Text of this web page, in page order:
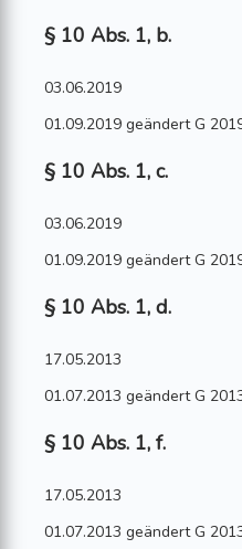
§ 10 Abs. 1, b.
03.06.2019
01.09.2019 geändert G
§ 10 Abs. 1, c.
03.06.2019
01.09.2019 geändert G
§ 10 Abs. 1, d.
17.05.2013
01.07.2013 geändert G
§ 10 Abs. 1, f.
17.05.2013
01.07.2013 geändert G